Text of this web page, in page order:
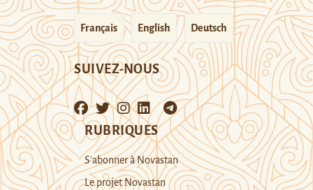
Français English Deutsch
SUIVEZ-NOUS
RUBRIQUES
S’abonner à Novastan
Le projet Novastan